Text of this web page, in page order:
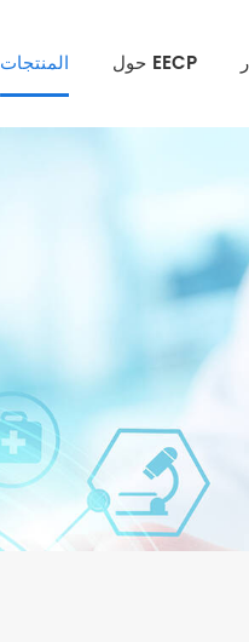
المنتجات حول EECP